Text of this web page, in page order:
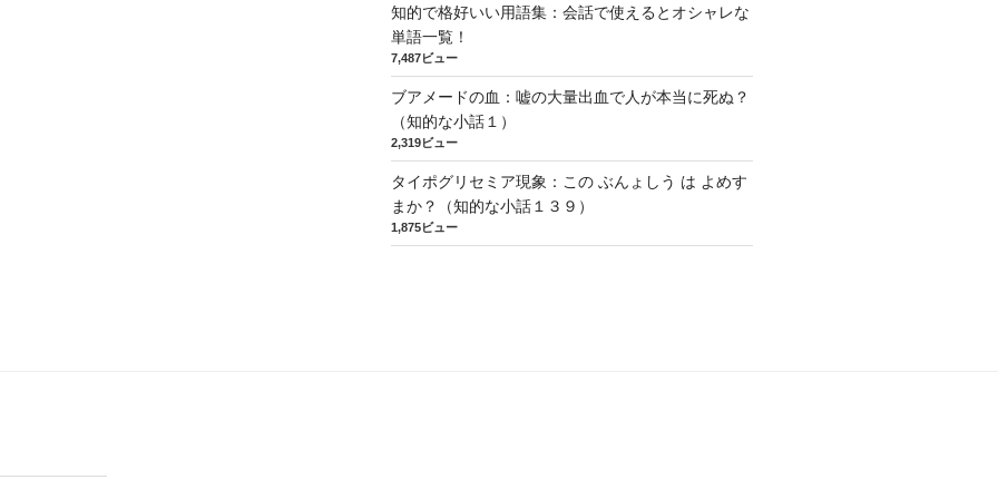
知的で格好いい用語集：会話で使えるとオシャレな
単語一覧！
7,487ビュー
ブアメードの血：嘘の大量出血で人が本当に死ぬ？
（知的な小話１）
2,319ビュー
タイポグリセミア現象：この ぶんょしう は よめす
まか？（知的な小話１３９）
1,875ビュー